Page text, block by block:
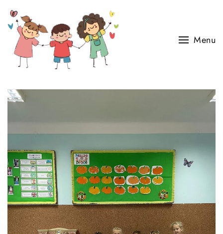
Skip to main content
Menu